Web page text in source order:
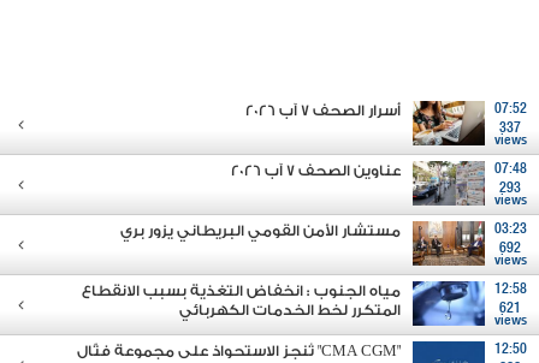
07:52
337
views
أسرار الصحف 7 آب 2026
07:48
293
views
عناوين الصحف 7 آب 2026
03:23
692
views
مستشار الأمن القومي البريطاني يزور بري
12:58
621
views
مياه الجنوب : انخفاض التغذية بسبب الانقطاع
المتكرر لخط الخدمات الكهربائي
12:50
"CMA CGM" تُنجز الاستحواذ على مجموعة فتّال